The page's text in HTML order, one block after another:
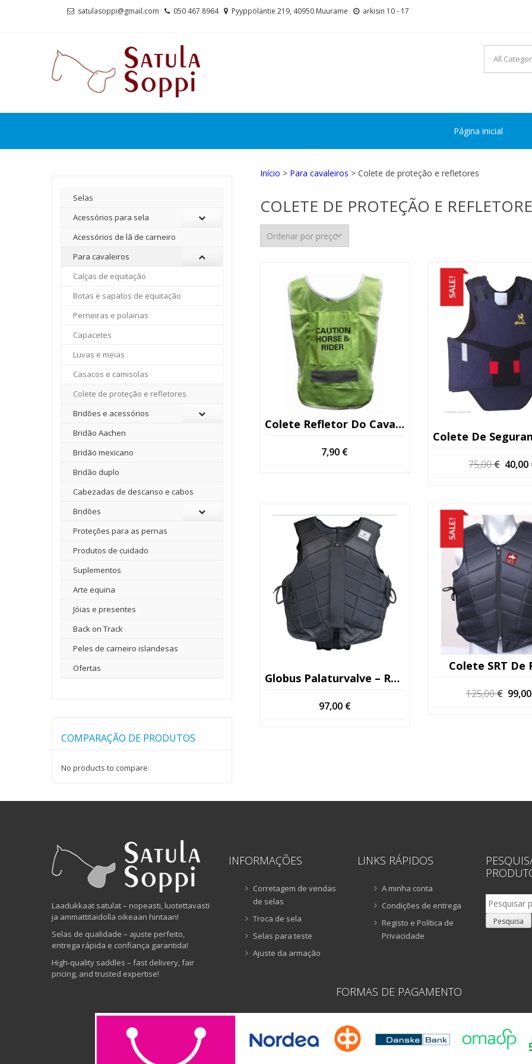
satulasoppi@gmail.com 050 467 8964 Pyyppöläntie 219, 40950 Muurame arkisin 10 - 17
Página inicial
Início > Para cavaleiros > Colete de proteção e refletores
COLETE DE PROTEÇÃO E
Colete Refletor Do Cavaleiro
7,90 €
SALE!
Colete De Segurança Globus Com
75,00€ O
75,00
40,00
Globus Palaturvalve – Remoção!
97,00 €
SALE!
Colete SRT De
125,00€ O
99,00
Selas
Acessórios para sela
Acessórios de lã de carneiro
Para cavaleiros
Calças de equitação
Botas e sapatos de equitação
Perneiras e polainas
Capacetes
Luvas e meias
Casacos e camisolas
Colete de proteção e refletores
Bridões e acessórios
Bridão Aachen
Bridão mexicano
Bridão duplo
Cabezadas de descanso e cabos
Bridões
Proteções para as pernas
Produtos de cuidado
Suplementos
Arte equina
Jóias e presentes
Back on Track
Peles de carneiro islandesas
Ofertas
COMPARAÇÃO DE PRODUTOS
No products to compare
Laadukkaat satulat – nopeasti, luotettavasti
ja ammattitaidolla oikeaan hintaan!
Selas de qualidade – ajuste perfeito,
entrega rápida e confiança garantida!
High-quality saddles – fast delivery, fair
pricing, and trusted expertise!
INFORMAÇÕES
Corretagem de vendas
de selas
Troca de sela
Selas para teste
Ajuste da armação
LINKS RÁPIDOS
A minha conta
Condições de entrega
Registo e Política de
Privacidade
Pesquisar
por:
Pesquisa
FORMAS DE PAGAMENTO